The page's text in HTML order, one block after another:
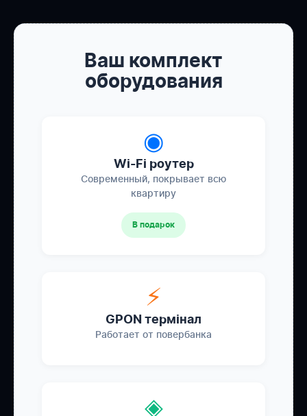
Ваш комплект
оборудования
◉
Wi-Fi роутер
Современный, покрывает всю
квартиру
В подарок
⚡
GPON термінал
Работает от повербанка
◈